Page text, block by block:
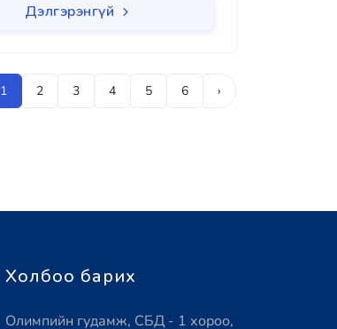
Дэлгэрэнгүй
1 2 3 4 5 6 ›
Холбоо барих
Олимпийн гудамж, СБД - 1 хороо,